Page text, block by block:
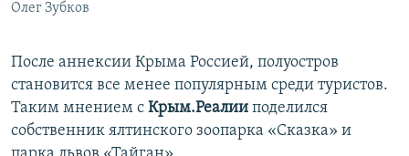
УКРАИНСКАЯ ПРОБЛЕМА КРЫМА
Олег Зубков
После аннексии Крыма Россией, полуостров
становится все менее популярным среди туристов.
Таким мнением с Крым.Реалии поделился
собственник ялтинского зоопарка «Сказка» и